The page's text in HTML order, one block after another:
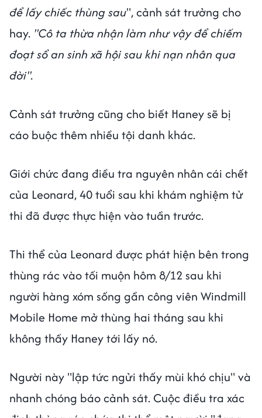
để lấy chiếc thùng sau", cảnh sát trưởng cho
hay. "Cô ta thừa nhận làm như vậy để chiếm
đoạt sổ an sinh xã hội sau khi nạn nhân qua
đời".
Cảnh sát trưởng cũng cho biết Haney sẽ bị
cáo buộc thêm nhiều tội danh khác.
Giới chức đang điều tra nguyên nhân cái chết
của Leonard, 40 tuổi sau khi khám nghiệm tử
thi đã được thực hiện vào tuần trước.
Thi thể của Leonard được phát hiện bên trong
thùng rác vào tối muộn hôm 8/12 sau khi
người hàng xóm sống gần công viên Windmill
Mobile Home mở thùng hai tháng sau khi
không thấy Haney tới lấy nó.
Người này "lập tức ngửi thấy mùi khó chịu" và
nhanh chóng báo cảnh sát. Cuộc điều tra xác